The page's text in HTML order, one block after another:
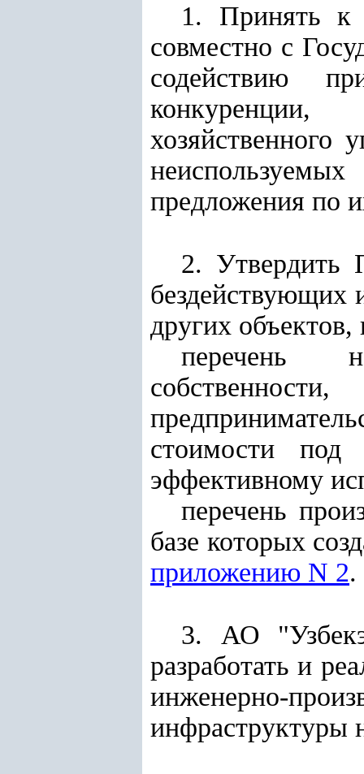
1. Принять к
совместно с
содействию
конкуренции,
хозяйственного
предложения по
2. Утвердить
бездействующих
других
перечень
стоимости под
эффективному
перечень
базе которых
приложению N 2.
3. АО
разработать и
инженерно-
инфраструктуры